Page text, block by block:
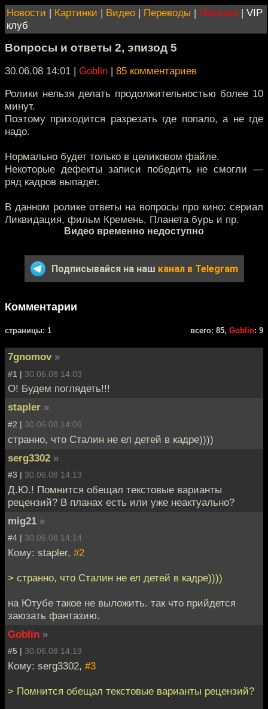
Новости | Картинки | Видео | Переводы | Магазин | VIP
клуб
Вопросы и ответы 2, эпизод 5
30.06.08 14:01 | Goblin | 85 комментариев
Ролики нельзя делать продолжительностью более 10
минут.
Поэтому приходится разрезать где попало, а не где
надо.
Нормально будет только в целиковом файле.
Некоторые дефекты записи победить не смогли —
ряд кадров выпадет.
В данном ролике ответы на вопросы про кино: сериал
Ликвидация, фильм Кремень, Планета бурь и пр.
Видео временно недоступно
Подписывайся на наш канал в Telegram
Комментарии
cтраницы: 1 всего: 85, Goblin: 9
7gnomov »
#1 | 30.06.08 14:03
O! Будем поглядеть!!!
stapler »
#2 | 30.06.08 14:06
странно, что Сталин не ел детей в кадре))))
serg3302 »
#3 | 30.06.08 14:13
Д.Ю.! Помнится обещал текстовые варианты
рецензий? В планах есть или уже неактуально?
mig21 »
#4 | 30.06.08 14:14
Кому: stapler, #2
> странно, что Сталин не ел детей в кадре))))
на Ютубе такое не выложить. так что прийдется
заюзать фантазию.
Goblin »
#5 | 30.06.08 14:19
Кому: serg3302, #3
> Помнится обещал текстовые варианты рецензий?